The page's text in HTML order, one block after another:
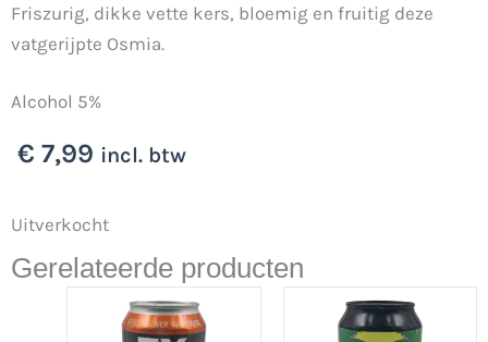
Friszurig, dikke vette kers, bloemig en fruitig deze
vatgerijpte Osmia.
Alcohol 5%
€ 7,99 incl. btw
Uitverkocht
Gerelateerde producten